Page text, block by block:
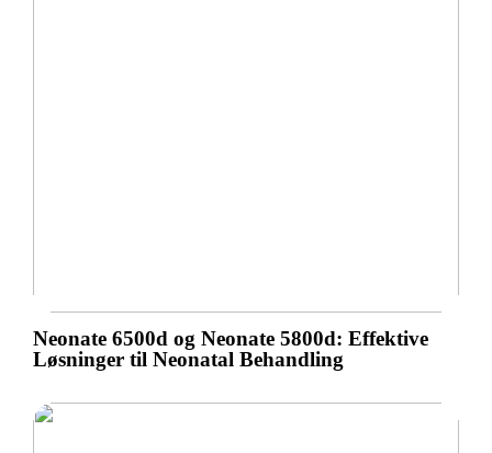
Neonate 6500d og Neonate 5800d: Effektive
Løsninger til Neonatal Behandling